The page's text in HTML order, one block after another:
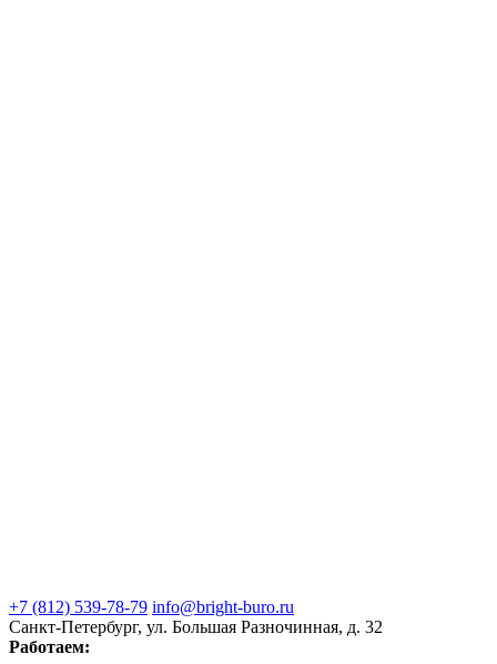
+7 (812) 539-78-79 info@bright-buro.ru
Санкт-Петербург, ул. Большая Разночинная, д. 32
Работаем: